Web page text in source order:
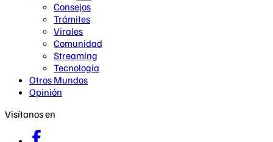
Consejos
Trámites
Virales
Comunidad
Streaming
Tecnología
Otros Mundos
Opinión
Visítanos en